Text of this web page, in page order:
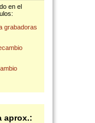
en el
grabadoras
aprox.: